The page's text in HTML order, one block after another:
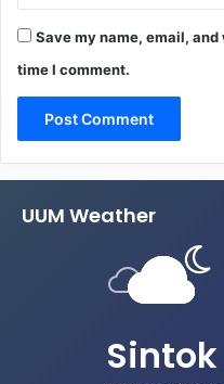
Save my name, email,
time I comment.
UUM Weather
Sintok